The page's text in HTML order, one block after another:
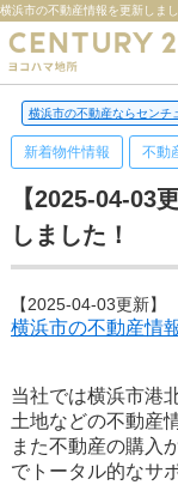
横浜市の不動産ならセンチ
新着物件情報 不動
【2025-04-03
しました！
【2025-04-03更新】
横浜市の不動産情
当社では横浜市港
土地などの不動産
また不動産の購入
でトータル的なサ